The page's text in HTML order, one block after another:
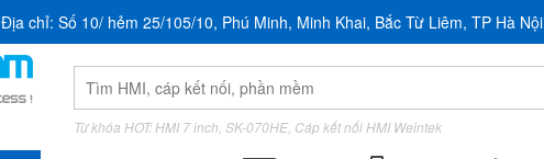
Địa chỉ: Số 10/ hẻm 25/105/10, Phú Minh, Minh Khai, Bắc Từ Liêm, TP Hà Nội
Tìm
kiếm:
Từ khóa HOT: HMI 7 inch, SK-070HE, Cáp kết nối HMI Weintek